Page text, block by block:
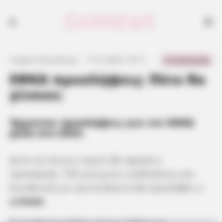
ΕΦΚΑ προσλήψεις: Πότε θα
γίνουν;
Έρχονται προσλήψεις για τον ΕΦΚΑ